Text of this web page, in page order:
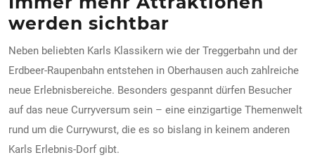
werden sichtbar
Neben beliebten Karls Klassikern wie der Treggerbahn und der
Erdbeer-Raupenbahn entstehen in Oberhausen auch zahlreiche
neue Erlebnisbereiche. Besonders gespannt dürfen Besucher
auf das neue Curryversum sein – eine einzigartige Themenwelt
rund um die Currywurst, die es so bislang in keinem anderen
Karls Erlebnis-Dorf gibt.